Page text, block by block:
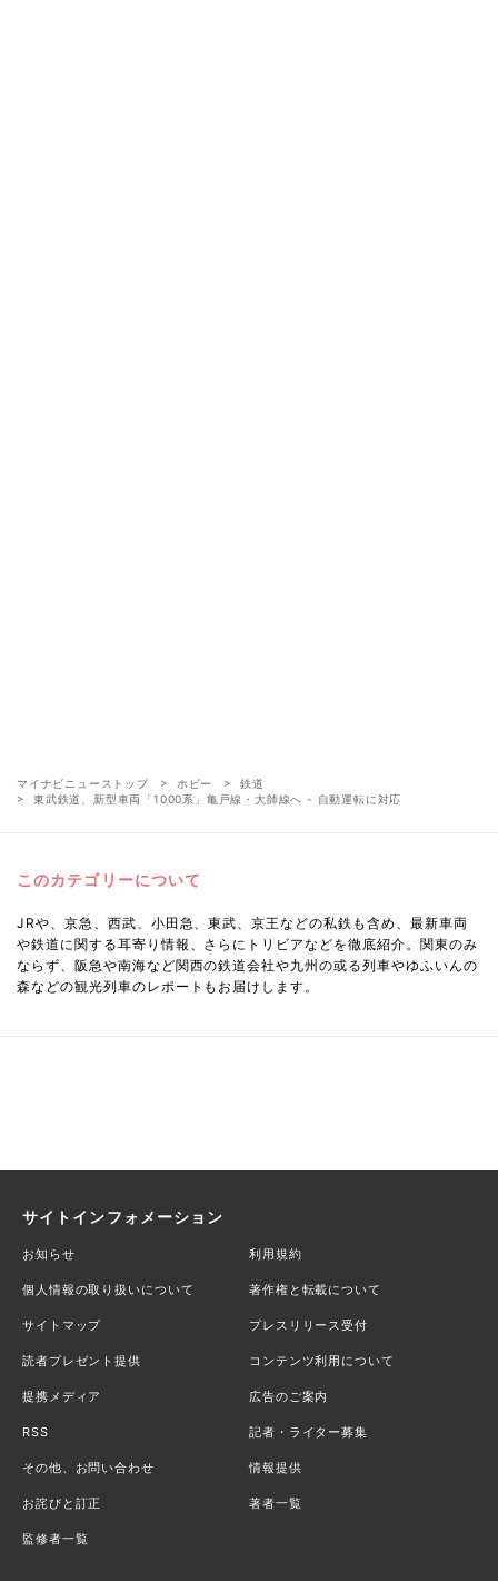
マイナビニューストップ ホビー
鉄道
東武鉄道、新型車両「1000系」亀戸線・大師線へ - 自動運転に対応
このカテゴリーについて
JRや、京急、西武、小田急、東武、京王などの私鉄も含め、最新車両
や鉄道に関する耳寄り情報、さらにトリビアなどを徹底紹介。関東のみ
ならず、阪急や南海など関西の鉄道会社や九州の或る列車やゆふいんの
森などの観光列車のレポートもお届けします。
サイトインフォメーション
お知らせ 利用規約
個人情報の取り扱いについて 著作権と転載について
サイトマップ プレスリリース受付
読者プレゼント提供 コンテンツ利用について
提携メディア 広告のご案内
RSS 記者・ライター募集
その他、お問い合わせ 情報提供
お詫びと訂正 著者一覧
監修者一覧